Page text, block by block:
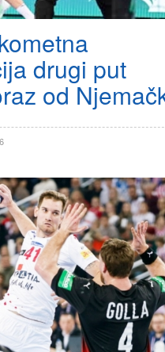
drugi put
od